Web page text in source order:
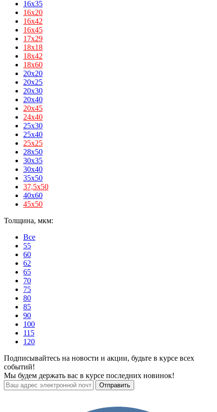
16x35
16х20
16х42
16х45
17х29
18х18
18х42
18х60
20x20
20x25
20x30
20x40
20х45
24х40
25x30
25x40
25х25
28x50
30x35
30x40
35x50
37,5х50
40x60
45х50
Толщина, мкм:
Все
55
60
62
65
70
75
80
85
90
100
115
120
Подписывайтесь на новости и акции, будьте в курсе всех
событий!
Мы будем держать вас в курсе последних новинок!